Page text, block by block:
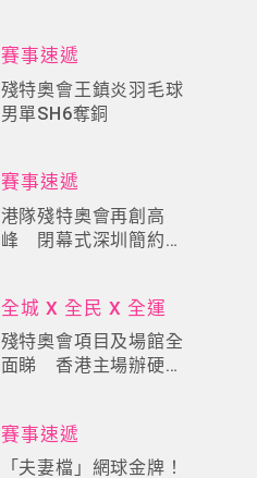
賽事速遞
殘特奧會王鎮炎羽毛球
男單SH6奪銅
賽事速遞
港隊殘特奧會再創高
峰 閉幕式深圳簡約舉
全城 X 全民 X 全運
殘特奧會項目及場館全
面睇 香港主場辦硬地
賽事速遞
「夫妻檔」網球金牌！